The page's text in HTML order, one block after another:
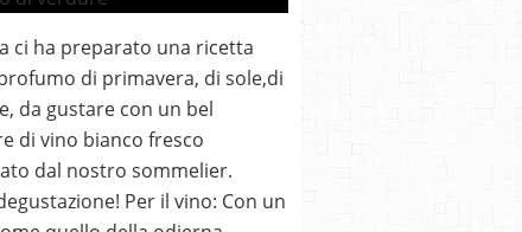
ci ha preparato una ricetta
di primavera, di sole,di
da gustare con un bel
di vino bianco fresco
dal nostro sommelier.
Per il vino: Con un